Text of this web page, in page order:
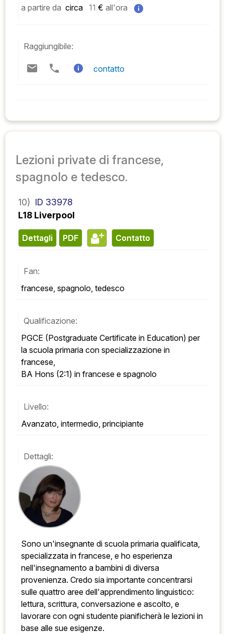
a partire da circa 11 € all'ora
Raggiungibile:
contatto
Lezioni private di francese,
spagnolo e tedesco.
10) ID 33978
L18 Liverpool
Dettagli PDF contatto
Fan:
francese, spagnolo, tedesco
Qualificazione:
PGCE (Postgraduate Certificate in Education) per
la scuola primaria con specializzazione in
francese,
BA Hons (2:1) in francese e spagnolo
Livello:
Avanzato, intermedio, principiante
Dettagli:
Sono un'insegnante di scuola primaria qualificata,
specializzata in francese, e ho esperienza
nell'insegnamento a bambini di diversa
provenienza. Credo sia importante concentrarsi
sulle quattro aree dell'apprendimento linguistico:
lettura, scrittura, conversazione e ascolto, e
lavorare con ogni studente pianificherà le lezioni in
base alle sue esigenze.